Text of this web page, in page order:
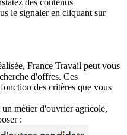
des contenus
le signaler en cliquant sur
France Travail peut vous
d'offres. Ces
des critères que vous
métier d'ouvrier agricole,
: